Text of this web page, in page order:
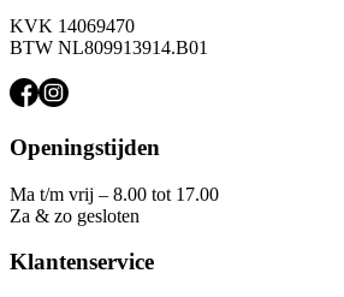
KVK 14069470
BTW NL809913914.B01
Openingstijden
Ma t/m vrij – 8.00 tot 17.00
Za & zo gesloten
Klantenservice